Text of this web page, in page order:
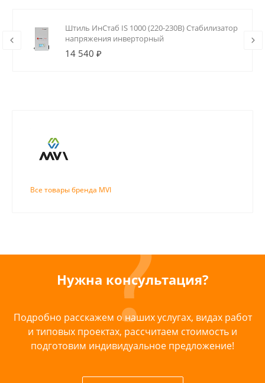
Штиль ИнСтаб IS 1000 (220-230В) Стабилизатор
напряжения инверторный
14 540 ₽
Все товары бренда MVI
Нужна консультация?
Подробно расскажем о наших услугах, видах работ
и типовых проектах, рассчитаем стоимость и
подготовим индивидуальное предложение!